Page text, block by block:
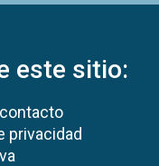
este sitio:
privacidad